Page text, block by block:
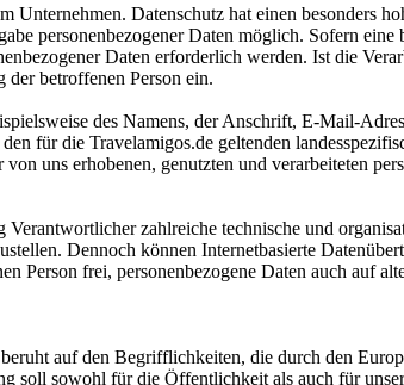
Unternehmen. Datenschutz hat einen
personenbezogener Daten möglich. Sofern
Daten erforderlich werden. Ist die
betroffenen Person ein.
des Namens, der Anschrift, E-Mail-
für die Travelamigos.de geltenden
uns erhobenen, genutzten und verarbeiteten
zahlreiche technische und
Dennoch können Internetbasierte
Person frei, personenbezogene Daten auch auf
auf den Begrifflichkeiten, die durch den
soll sowohl für die Öffentlichkeit als auch für